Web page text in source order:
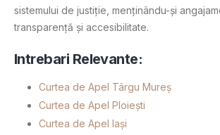
sistemului de justiție, menținându-și
transparență și accesibilitate.
Intrebari Relevante:
Curtea de Apel Târgu Mureș
Curtea de Apel Ploiești
Curtea de Apel Iași